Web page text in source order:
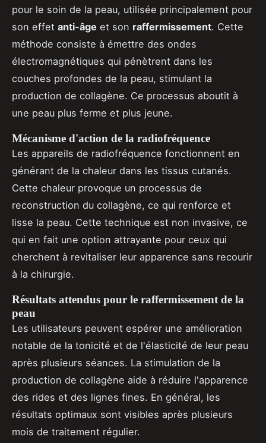
pour le soin de la peau, utilisée principalement pour
son effet anti-âge et son raffermissement. Cette
méthode consiste à émettre des ondes
électromagnétiques qui pénètrent dans les
couches profondes de la peau, stimulant la
production de collagène. Ce processus aboutit à
une peau plus ferme et plus jeune.
Mécanisme d'action de la radiofréquence
Les appareils de radiofréquence fonctionnent en
générant de la chaleur dans les tissus cutanés.
Cette chaleur provoque un processus de
reconstruction du collagène, ce qui renforce et
lisse la peau. Cette technique est non invasive, ce
qui en fait une option attrayante pour ceux qui
cherchent à revitaliser leur apparence sans recourir
à la chirurgie.
Résultats attendus pour le raffermissement de la
peau
Les utilisateurs peuvent espérer une amélioration
notable de la tonicité et de l'élasticité de leur peau
après plusieurs séances. La stimulation de la
production de collagène aide à réduire l'apparence
des rides et des lignes fines. En général, les
résultats optimaux sont visibles après plusieurs
mois de traitement régulier.